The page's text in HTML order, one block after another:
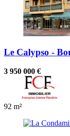
Le Calypso -
3 950 000 €
92 m²